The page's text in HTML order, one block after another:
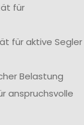
für
für aktive Segler
Belastung
anspruchsvolle